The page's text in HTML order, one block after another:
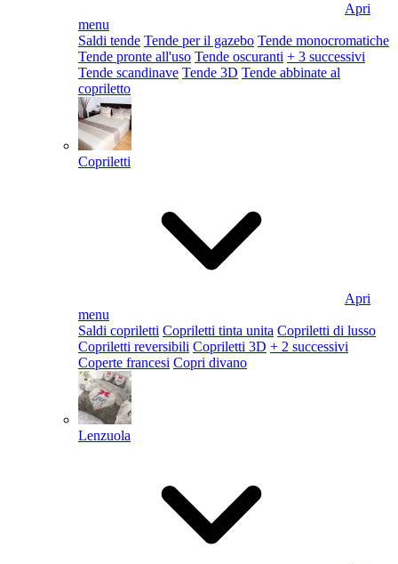
Apri
menu
Saldi tende Tende per il gazebo Tende monocromatiche
Tende pronte all'uso Tende oscuranti + 3 successivi
Tende scandinave Tende 3D Tende abbinate al
copriletto
Copriletti
Apri
menu
Saldi copriletti Copriletti tinta unita Copriletti di lusso
Copriletti reversibili Copriletti 3D + 2 successivi
Coperte francesi Copri divano
Lenzuola